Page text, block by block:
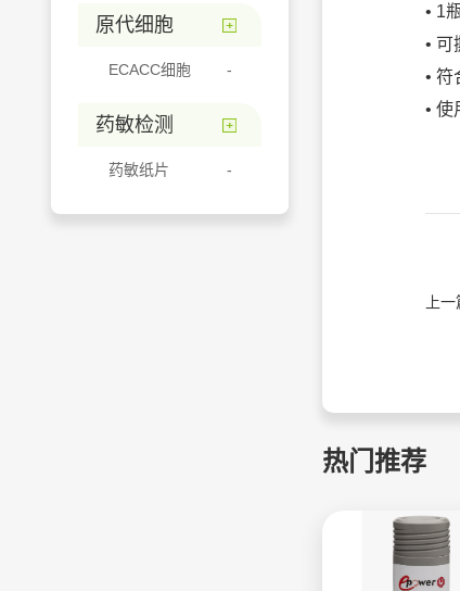
原代细胞
ECACC细胞
药敏检测
药敏纸片
• 1
• 可
• 符
• 使
上一
热门推荐